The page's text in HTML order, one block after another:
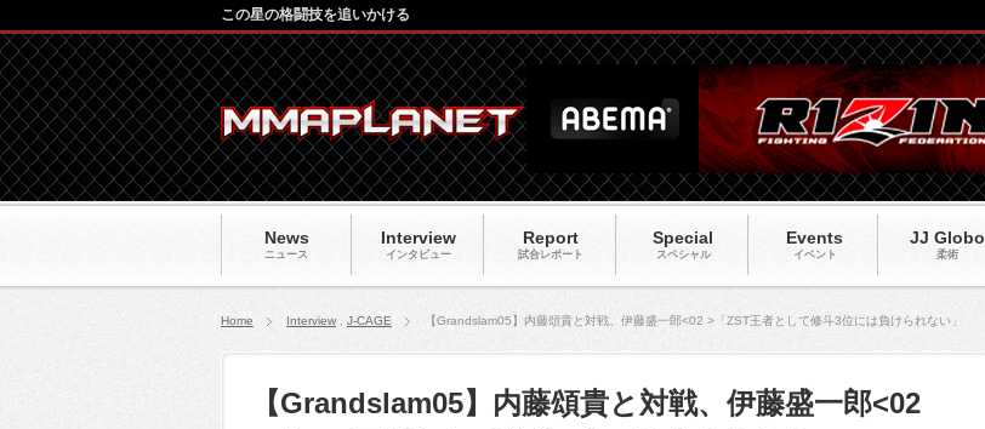
News
ニュース
Interview
インタビュー
Report
試合レポート
Special
スペシャル
Events
イベント
JJ Globo
柔術
この星の格闘技を追いかける
Home Interview J-CAGE 【Grandslam05】内藤頌貴と対戦、伊藤盛一郎<02 >「ZST王者として修斗3位には負けられない」
【Grandslam05】内藤頌貴と対戦、伊藤盛一郎<02